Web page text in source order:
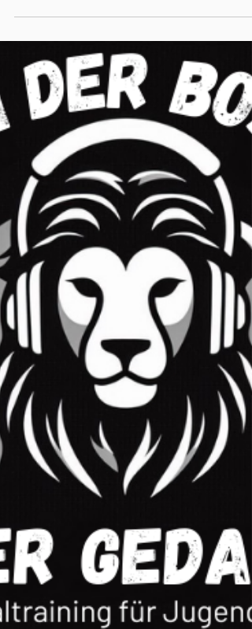
achtsam durch Tiefs gehst – ohne dich selbst
dafür zu verurteilen. Jetzt hören auf Spotify
YouTube. Spotify: YouTube:
https://youtu.be/RTJ_yOHv8HI